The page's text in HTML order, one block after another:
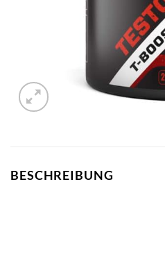
BESCHREIBUNG